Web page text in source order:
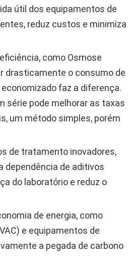
útil dos equipamentos de
reduz custos e minimiza
como Osmose
drasticamente o consumo de
faz a diferença.
série pode melhorar as taxas
um método simples, porém
de tratamento inovadores,
dependência de aditivos
do laboratório e reduz o
de energia, como
e equipamentos de
a pegada de carbono